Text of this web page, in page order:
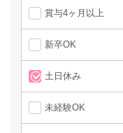
賞与4ヶ月以上
新卒OK
土日休み
未経験OK